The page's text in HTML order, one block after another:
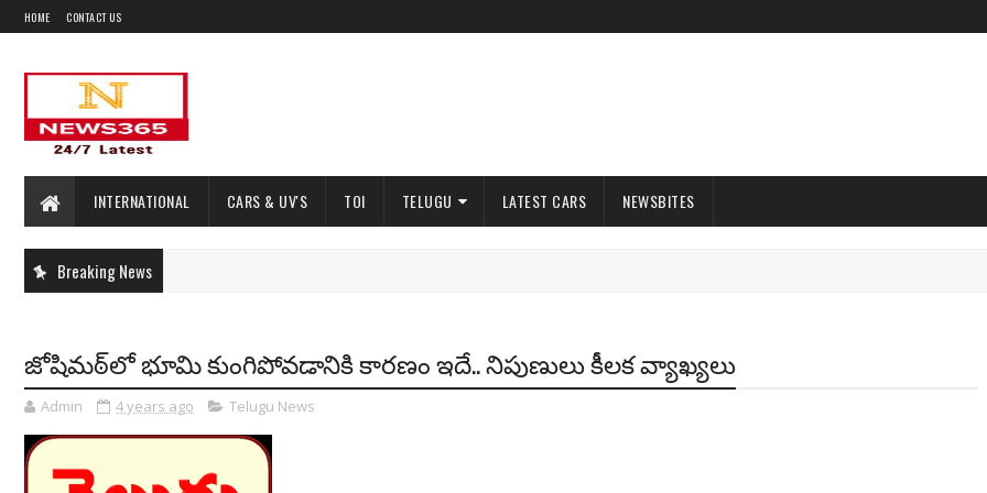
HOME CONTACT US
INTERNATIONAL CARS & UV'S TOI TELUGU LATEST CARS NEWSBITES
Breaking News
జోషిమఠ్‌లో భూమి కుంగిపోవడానికి కారణం ఇదే.. నిపుణులు కీలక వ్యాఖ్యలు
Admin 4 years ago Telugu News